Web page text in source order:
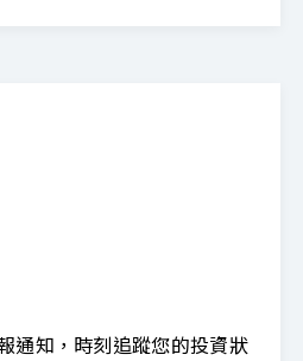
通知，時刻追蹤您的投資狀